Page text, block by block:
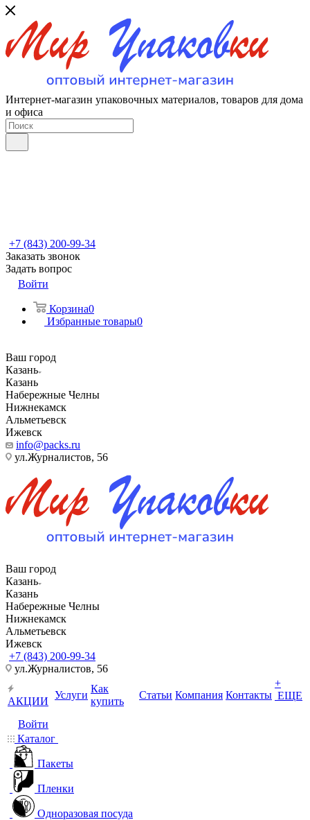
Интернет-магазин упаковочных материалов, товаров для дома
и офиса
+7 (843) 200-99-34
Заказать звонок
Задать вопрос
Войти
Корзина0
Избранные товары0
Ваш город
Казань
Казань
Набережные Челны
Нижнекамск
Альметьевск
Ижевск
info@packs.ru
ул.Журналистов, 56
Ваш город
Казань
Казань
Набережные Челны
Нижнекамск
Альметьевск
Ижевск
+7 (843) 200-99-34
ул.Журналистов, 56
АКЦИИ
Услуги
Как
купить
Статьи Компания Контакты
+
ЕЩЕ
Войти
Каталог
Пакеты
Пленки
Одноразовая посуда